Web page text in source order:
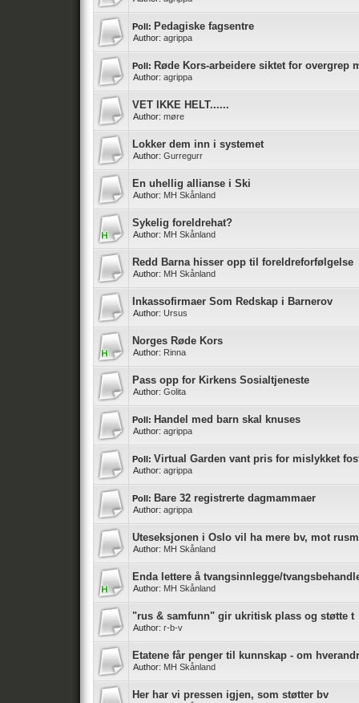
Poll: Pedagiske fagsentre
Author: agrippa
Poll: Røde Kors-arbeidere siktet for overgrep
Author: agrippa
VET IKKE HELT......
Author: møre
Lokker dem inn i systemet
Author: Gurregurr
En uhellig allianse i Ski
Author: MH Skånland
Sykelig foreldrehat?
Author: MH Skånland
Redd Barna hisser opp til foreldreforfølgelse
Author: MH Skånland
Inkassofirmaer Som Redskap i Barnerov
Author: Ursus
Norges Røde Kors
Author: Rinna
Pass opp for Kirkens Sosialtjeneste
Author: Golita
Poll: Handel med barn skal knuses
Author: agrippa
Poll: Virtual Garden vant pris for mislykket
Author: agrippa
Poll: Bare 32 registrerte dagmammaer
Author: agrippa
Uteseksjonen i Oslo vil ha mere bv, mot
Author: MH Skånland
Enda lettere å tvangsinnlegge/
Author: MH Skånland
"rus & samfunn" gir ukritisk plass og støtte t
Author: r-b-v
Etatene får penger til kunnskap - om
Author: MH Skånland
Her har vi pressen igjen, som støtter bv